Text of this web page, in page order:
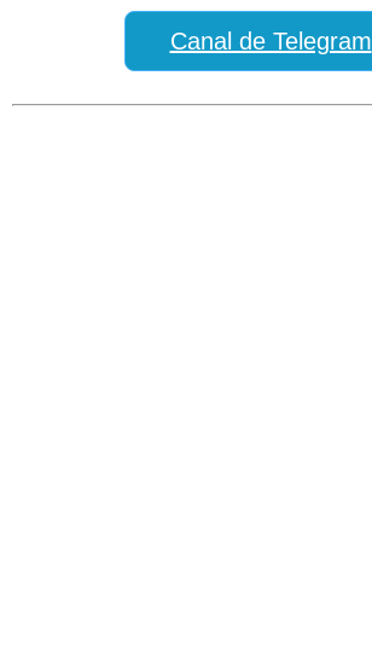
Canal de Telegram